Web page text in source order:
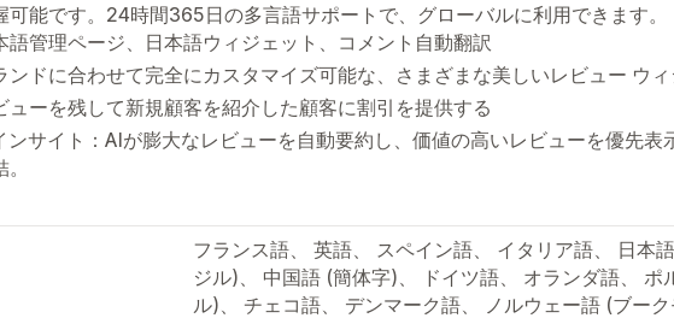
可能です。24時間365日の多言語サポートで、グローバルに利用できます。
語管理ページ、日本語ウィジェット、コメント自動翻訳
ンドに合わせて完全にカスタマイズ可能な、さまざまな美しいレビュー ウィ
ューを残して新規顧客を紹介した顧客に割引を提供する
ンサイト：AIが膨大なレビューを自動要約し、価値の高いレビューを優先表
フランス語、 英語、 スペイン語、 イタリア語、 日本
ジル)、 中国語 (簡体字)、 ドイツ語、 オランダ語、 ポ
ル)、 チェコ語、 デンマーク語、 ノルウェー語 (ブー